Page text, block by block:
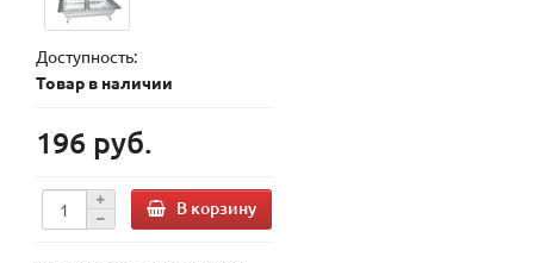
Доступность:
Товар в наличии
196 руб.
В корзину